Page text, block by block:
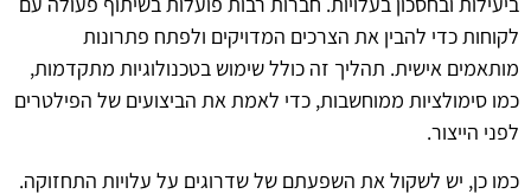
לקוחות כדי להבין את הצרכים המדויקים ולפתח פתרונות
מותאמים אישית. תהליך זה כולל שימוש בטכנולוגיות מתקדמות,
כמו סימולציות ממוחשבות, כדי לאמת את הביצועים של הפילטרים
לפני הייצור.
כמו כן, יש לשקול את השפעתם של שדרוגים על עלויות התחזוקה.